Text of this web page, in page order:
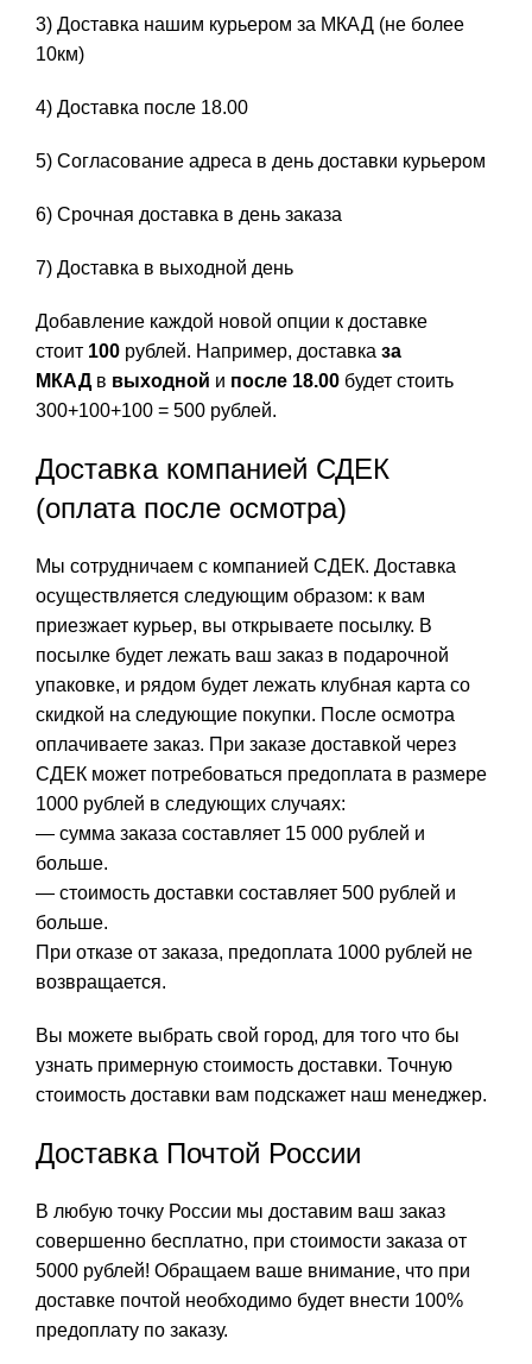
3) Доставка нашим курьером за МКАД (не более
10км)
4) Доставка после 18.00
5) Согласование адреса в день доставки курьером
6) Срочная доставка в день заказа
7) Доставка в выходной день
Добавление каждой новой опции к доставке
стоит 100 рублей. Например, доставка за
МКАДв выходной и после 18.00 будет стоить
300+100+100 = 500 рублей.
Доставка компанией СДЕК
(оплата после осмотра)
Мы сотрудничаем с компанией СДЕК. Доставка
осуществляется следующим образом: к вам
приезжает курьер, вы открываете посылку. В
посылке будет лежать ваш заказ в подарочной
упаковке, и рядом будет лежать клубная карта со
скидкой на следующие покупки. После осмотра
оплачиваете заказ. При заказе доставкой через
СДЕК может потребоваться предоплата в размере
1000 рублей в следующих случаях:
— сумма заказа составляет 15 000 рублей и
больше.
— стоимость доставки составляет 500 рублей и
больше.
При отказе от заказа, предоплата 1000 рублей не
возвращается.
Вы можете выбрать свой город, для того что бы
узнать примерную стоимость доставки. Точную
стоимость доставки вам подскажет наш менеджер.
Доставка Почтой России
В любую точку России мы доставим ваш заказ
совершенно бесплатно, при стоимости заказа от
5000 рублей! Обращаем ваше внимание, что при
доставке почтой необходимо будет внести 100%
предоплату по заказу.